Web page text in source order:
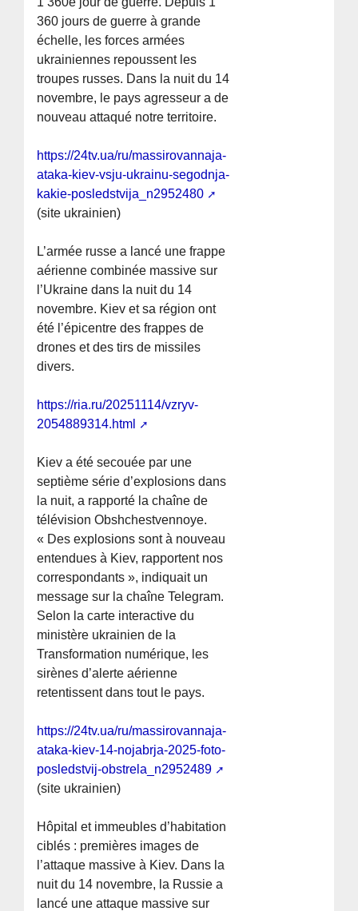
360 jours de guerre à grande
échelle, les forces armées
ukrainiennes repoussent les
troupes russes. Dans la nuit du 14
novembre, le pays agresseur a de
nouveau attaqué notre territoire.
https://24tv.ua/ru/massirovannaja-
ataka-kiev-vsju-ukrainu-segodnja-
kakie-posledstvija_n2952480
(site ukrainien)
L’armée russe a lancé une frappe
aérienne combinée massive sur
l’Ukraine dans la nuit du 14
novembre. Kiev et sa région ont
été l’épicentre des frappes de
drones et des tirs de missiles
divers.
https://ria.ru/20251114/vzryv-
2054889314.html
Kiev a été secouée par une
septième série d’explosions dans
la nuit, a rapporté la chaîne de
télévision Obshchestvennoye.
« Des explosions sont à nouveau
entendues à Kiev, rapportent nos
correspondants », indiquait un
message sur la chaîne Telegram.
Selon la carte interactive du
ministère ukrainien de la
Transformation numérique, les
sirènes d’alerte aérienne
retentissent dans tout le pays.
https://24tv.ua/ru/massirovannaja-
ataka-kiev-14-nojabrja-2025-foto-
posledstvij-obstrela_n2952489
(site ukrainien)
Hôpital et immeubles d’habitation
ciblés : premières images de
l’attaque massive à Kiev. Dans la
nuit du 14 novembre, la Russie a
lancé une attaque massive sur